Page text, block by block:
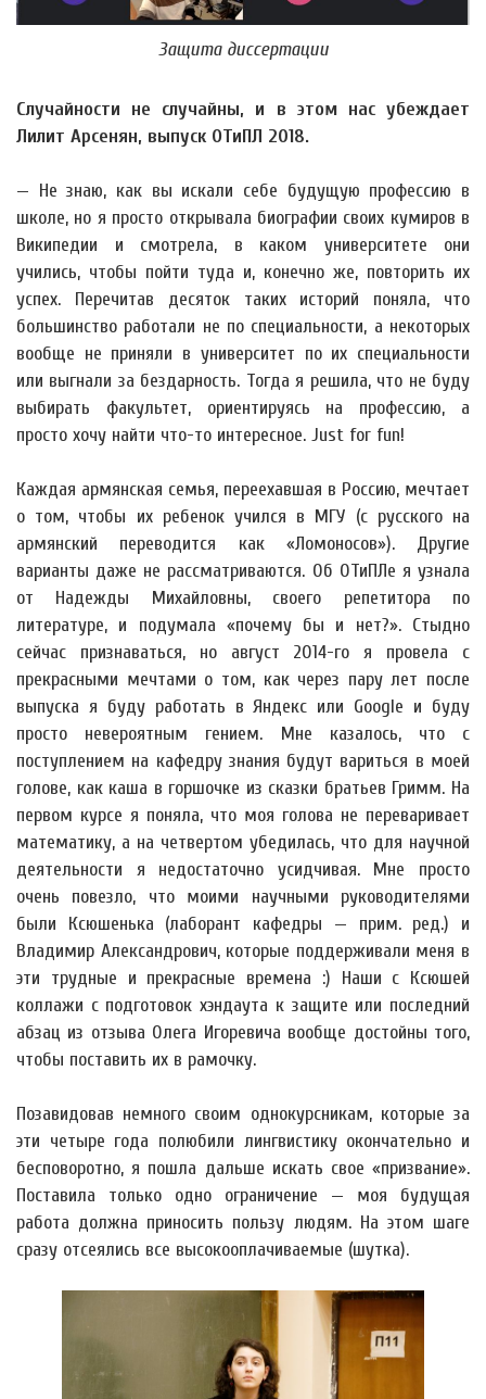
Защита диссертации
Случайности не случайны, и в этом нас убеждает
Лилит Арсенян, выпуск ОТиПЛ 2018.
— Не знаю, как вы искали себе будущую профессию в
школе, но я просто открывала биографии своих кумиров в
Википедии и смотрела, в каком университете они
учились, чтобы пойти туда и, конечно же, повторить их
успех. Перечитав десяток таких историй поняла, что
большинство работали не по специальности, а некоторых
вообще не приняли в университет по их специальности
или выгнали за бездарность. Тогда я решила, что не буду
выбирать факультет, ориентируясь на профессию, а
просто хочу найти что-то интересное. Just for fun!
Каждая армянская семья, переехавшая в Россию, мечтает
о том, чтобы их ребенок учился в МГУ (с русского на
армянский переводится как «Ломоносов»). Другие
варианты даже не рассматриваются. Об ОТиПЛе я узнала
от Надежды Михайловны, своего репетитора по
литературе, и подумала «почему бы и нет?». Стыдно
сейчас признаваться, но август 2014-го я провела с
прекрасными мечтами о том, как через пару лет после
выпуска я буду работать в Яндекс или Google и буду
просто невероятным гением. Мне казалось, что с
поступлением на кафедру знания будут вариться в моей
голове, как каша в горшочке из сказки братьев Гримм. На
первом курсе я поняла, что моя голова не переваривает
математику, а на четвертом убедилась, что для научной
деятельности я недостаточно усидчивая. Мне просто
очень повезло, что моими научными руководителями
были Ксюшенька (лаборант кафедры — прим. ред.) и
Владимир Александрович, которые поддерживали меня в
эти трудные и прекрасные времена :) Наши с Ксюшей
коллажи с подготовок хэндаута к защите или последний
абзац из отзыва Олега Игоревича вообще достойны того,
чтобы поставить их в рамочку.
Позавидовав немного своим однокурсникам, которые за
эти четыре года полюбили лингвистику окончательно и
бесповоротно, я пошла дальше искать свое «призвание».
Поставила только одно ограничение — моя будущая
работа должна приносить пользу людям. На этом шаге
сразу отсеялись все высокооплачиваемые (шутка).